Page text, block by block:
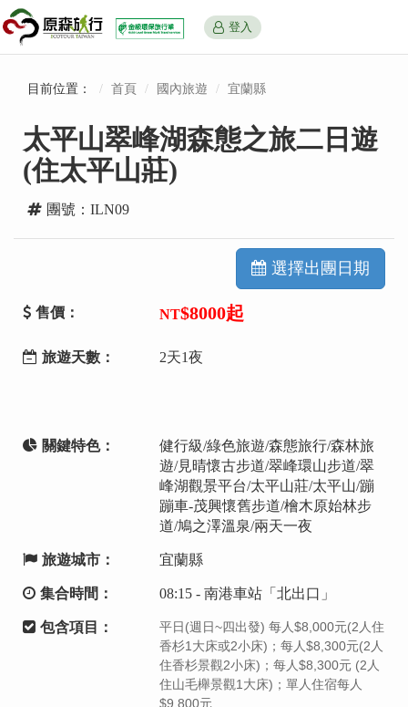
登入
目前位置： 首頁 國內旅遊 宜蘭縣
太平山翠峰湖森態之旅二日遊
(住太平山莊)
團號：ILN09
售價： NT$8000起
旅遊天數： 2天1夜
選擇出團日期
關鍵特色：
健行級/綠色旅遊/森態旅行/森林旅
遊/見晴懷古步道/翠峰環山步道/翠
峰湖觀景平台/太平山莊/太平山/蹦
蹦車-茂興懷舊步道/檜木原始林步
道/鳩之澤溫泉/兩天一夜
旅遊城市： 宜蘭縣
集合時間： 08:15 - 南港車站「北出口」
包含項目：
平日(週日~四出發) 每人$8,000元(2人住
香杉1大床或2小床)；每人$8,300元(2人
住香杉景觀2小床)；每人$8,300元 (2人
住山毛櫸景觀1大床)；單人住宿每人
$9,800元